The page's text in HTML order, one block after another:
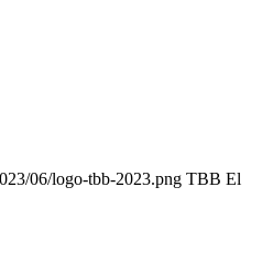
06/logo-tbb-2023.png TBB El